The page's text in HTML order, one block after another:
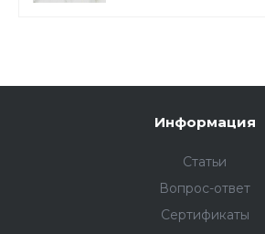
Информация
Статьи
Вопрос-ответ
Сертификаты